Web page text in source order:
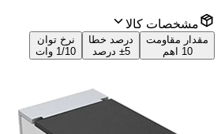
مشخصات کالا
مقدار مقاومت
10 اهم
درصد خطا
±5 درصد
نرخ توان
1/10 وات